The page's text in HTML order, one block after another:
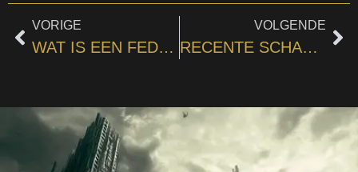
VORIGE
WAT IS EEN FEDERALE DOTATIE?
VOLGENDE
RECENTE SCHANDALEN IN DE BELGISCHE POLITIEK